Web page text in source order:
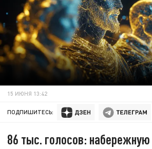
15 ИЮНЯ 13:42
ПОДПИШИТЕСЬ:
86 тыс. голосов: